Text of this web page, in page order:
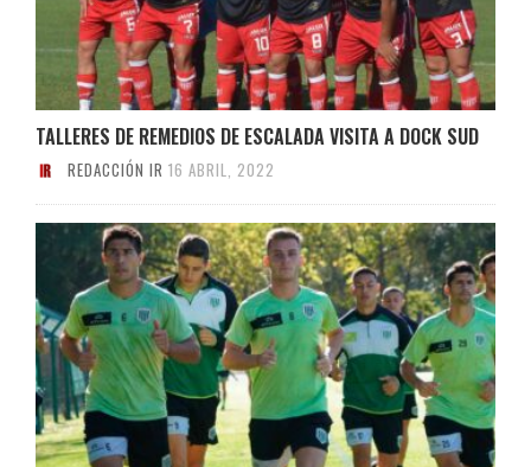
TALLERES DE REMEDIOS DE ESCALADA VISITA A DOCK SUD
REDACCIÓN IR 16 ABRIL, 2022